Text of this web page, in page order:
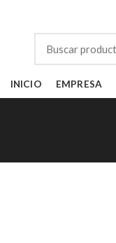
INICIO EMPRESA